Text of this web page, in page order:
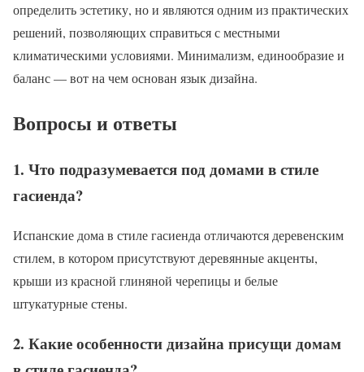
определить эстетику, но и являются одним из практических
решений, позволяющих справиться с местными
климатическими условиями. Минимализм, единообразие и
баланс — вот на чем основан язык дизайна.
Вопросы и ответы
1. Что подразумевается под домами в стиле
гасиенда?
Испанские дома в стиле гасиенда отличаются деревенским
стилем, в котором присутствуют деревянные акценты,
крыши из красной глиняной черепицы и белые
штукатурные стены.
2. Какие особенности дизайна присущи домам